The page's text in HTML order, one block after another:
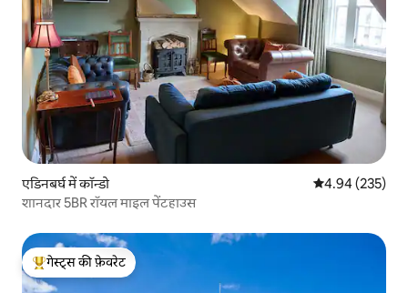
एडिनबर्घ में कॉन्डो औसत रेटिंग 5 में से
4.94 (235)
शानदार 5BR रॉयल माइल पेंटहाउस
गेस्ट्स का टॉप फ़ेवरेट
गेस्ट्स की फ़ेवरेट